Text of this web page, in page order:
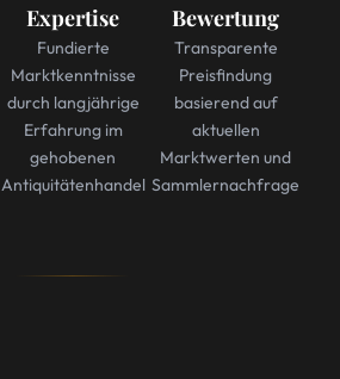
Expertise
Fundierte
Marktkenntnisse
durch langjährige
Erfahrung im
gehobenen
Antiquitätenhandel
Bewertung
Transparente
Preisfindung
basierend auf
aktuellen
Marktwerten und
Sammlernachfrage